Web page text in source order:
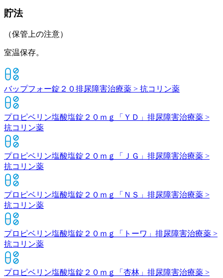
貯法
（保管上の注意）
室温保存。
バップフォー錠２０排尿障害治療薬 > 抗コリン薬
プロピベリン塩酸塩錠２０ｍｇ「ＹＤ」 排尿障害治療薬 >
抗コリン薬
プロピベリン塩酸塩錠２０ｍｇ「ＪＧ」 排尿障害治療薬 >
抗コリン薬
プロピベリン塩酸塩錠２０ｍｇ「ＮＳ」 排尿障害治療薬 >
抗コリン薬
プロピベリン塩酸塩錠２０ｍｇ「トーワ」 排尿障害治療薬 >
抗コリン薬
プロピベリン塩酸塩錠２０ｍｇ「杏林」 排尿障害治療薬 >